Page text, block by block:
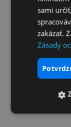
sami
zakázať.
Zásady